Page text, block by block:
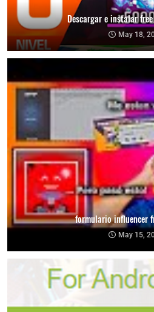
Descargar e instalar
May 18,
formulario influencer
May 15,